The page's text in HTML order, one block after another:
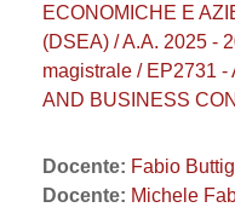
ECONOMICHE E
(DSEA) / A.A. 2025 -
magistrale / EP2731
AND BUSINESS
Docente: Fabio
Docente: Michele